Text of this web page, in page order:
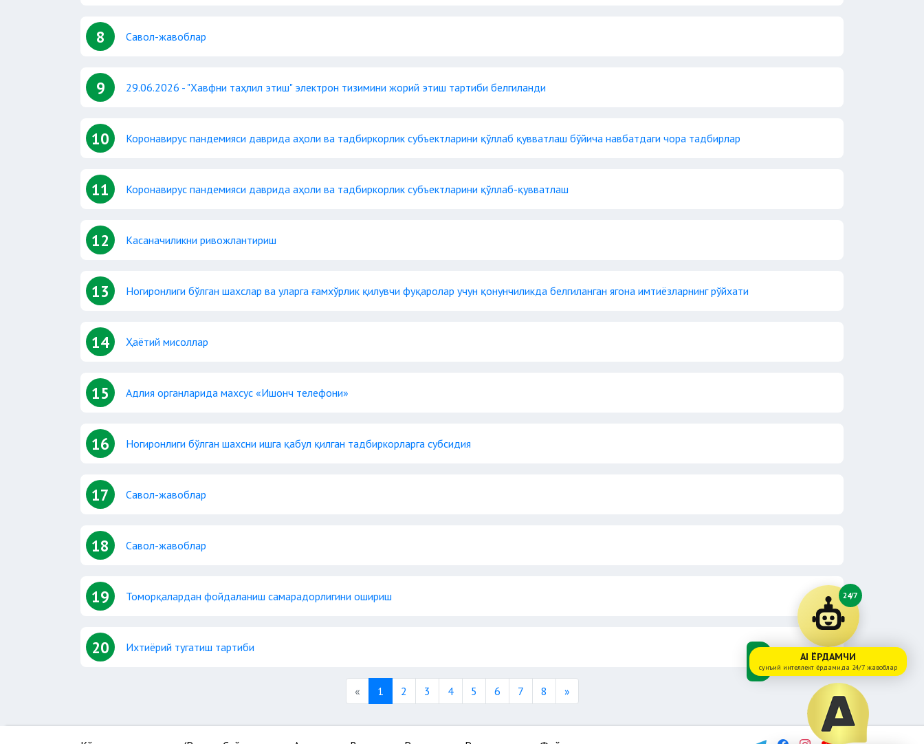
8 Савол-жавоблар
9 29.06.2026 - "Хавфни таҳлил этиш" электрон тизимини жорий этиш тартиби белгиланди
10 Коронавирус пандемияси даврида аҳоли ва тадбиркорлик субъектларини қўллаб қувватлаш бўйича навбатдаги чора тадбирлар
11 ​​​​​​​Коронавирус пандемияси даврида аҳоли ва тадбиркорлик субъектларини қўллаб-қувватлаш
12 Касаначиликни ривожлантириш
13 Ногиронлиги бўлган шахслар ва уларга ғамхўрлик қилувчи фуқаролар учун қонунчиликда белгиланган ягона имтиёзларнинг рўйхати
14 Ҳаётий мисоллар
15 Адлия органларида махсус «Ишонч телефони»
16 Ногиронлиги бўлган шахсни ишга қабул қилган тадбиркорларга субсидия
17 Савол-жавоблар
18 Савол-жавоблар
19 Томорқалардан фойдаланиш самарадорлигини ошириш
20 Ихтиёрий тугатиш тартиби
«Previous
1 2 3 4 5 6 7 8 »Next
24/7
AI ЁРДАМЧИ
сунъий интеллект ёрдамида 24/7 жавоблар